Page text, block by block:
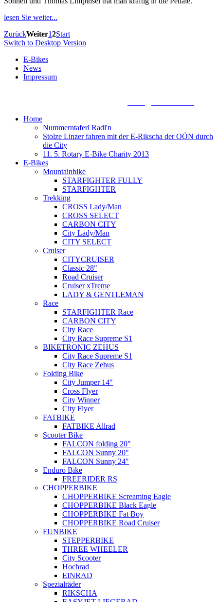
lesen Sie weiter...
ZurückWeiter12Start
Switch to Desktop Version
E-Bikes
News
Impressum
Home
Nummerntaferl Radl'n
Stolze Linzer fahren mit der E-Rikscha der OÖN durch
die City
11. 5. Rotary E-Bike Charity 2013
E-Bikes
Mountainbike
STARFIGHTER FULLY
STARFIGHTER
Trekking
CROSS Lady/Man
CROSS SELECT
CARBON CITY
City Lady/Man
CITY SELECT
Cruiser
CITYCRUISER
Classic 28"
Road Cruiser
Cruiser xTreme
LADY & GENTLEMAN
Race
STARFIGHTER Race
CARBON CITY
City Race
City Race Supreme S1
BIKETRONIC ZEHUS
City Race Supreme S1
City Race Zehus
Folding Bike
City Jumper 14"
Cross Flyer
City Winner
City Flyer
FATBIKE
FATBIKE Allrad
Scooter Bike
FALCON folding 20"
FALCON Sunny 20"
FALCON Sunny 24"
Enduro Bike
FREERIDER RS
CHOPPERBIKE
CHOPPERBIKE Screaming Eagle
CHOPPERBIKE Black Eagle
CHOPPERBIKE Fat Boy
CHOPPERBIKE Road Cruiser
FUNBIKE
STEPPERBIKE
THREE WHEELER
City Scooter
Hochrad
EINRAD
Spezialräder
RIKSCHA